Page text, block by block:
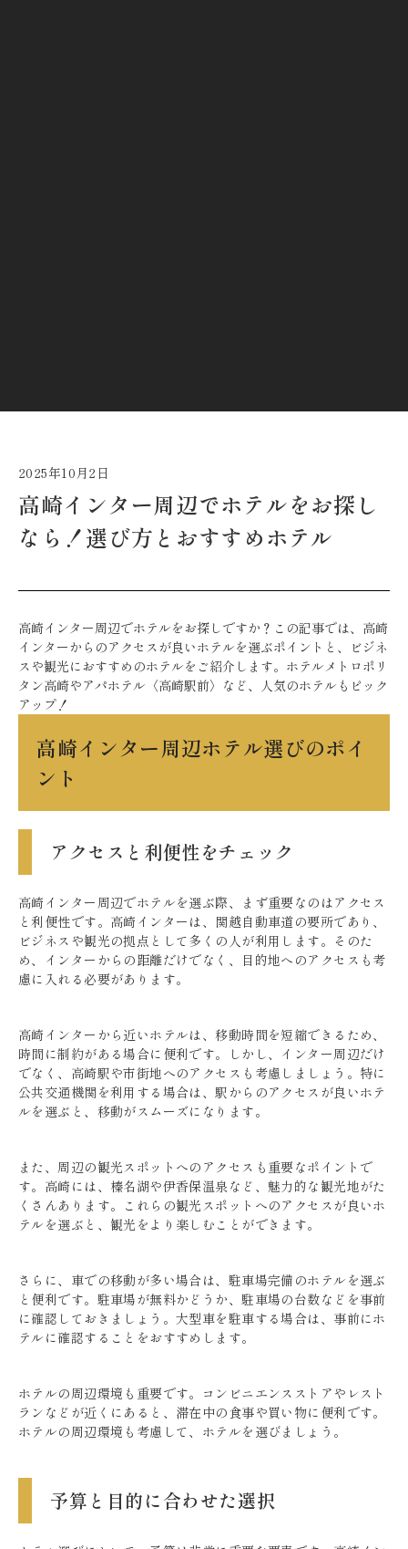
2025年10月2日
高崎インター周辺でホテルをお探し
なら！選び方とおすすめホテル
高崎インター周辺でホテルをお探しですか？この記事では、高崎
インターからのアクセスが良いホテルを選ぶポイントと、ビジネ
スや観光におすすめのホテルをご紹介します。ホテルメトロポリ
タン高崎やアパホテル〈高崎駅前〉など、人気のホテルもピック
アップ！
高崎インター周辺ホテル選びのポイ
ント
アクセスと利便性をチェック
高崎インター周辺でホテルを選ぶ際、まず重要なのはアクセス
と利便性です。高崎インターは、関越自動車道の要所であり、
ビジネスや観光の拠点として多くの人が利用します。そのた
め、インターからの距離だけでなく、目的地へのアクセスも考
慮に入れる必要があります。
高崎インターから近いホテルは、移動時間を短縮できるため、
時間に制約がある場合に便利です。しかし、インター周辺だけ
でなく、高崎駅や市街地へのアクセスも考慮しましょう。特に
公共交通機関を利用する場合は、駅からのアクセスが良いホテ
ルを選ぶと、移動がスムーズになります。
また、周辺の観光スポットへのアクセスも重要なポイントで
す。高崎には、榛名湖や伊香保温泉など、魅力的な観光地がた
くさんあります。これらの観光スポットへのアクセスが良いホ
テルを選ぶと、観光をより楽しむことができます。
さらに、車での移動が多い場合は、駐車場完備のホテルを選ぶ
と便利です。駐車場が無料かどうか、駐車場の台数などを事前
に確認しておきましょう。大型車を駐車する場合は、事前にホ
テルに確認することをおすすめします。
ホテルの周辺環境も重要です。コンビニエンスストアやレスト
ランなどが近くにあると、滞在中の食事や買い物に便利です。
ホテルの周辺環境も考慮して、ホテルを選びましょう。
予算と目的に合わせた選択